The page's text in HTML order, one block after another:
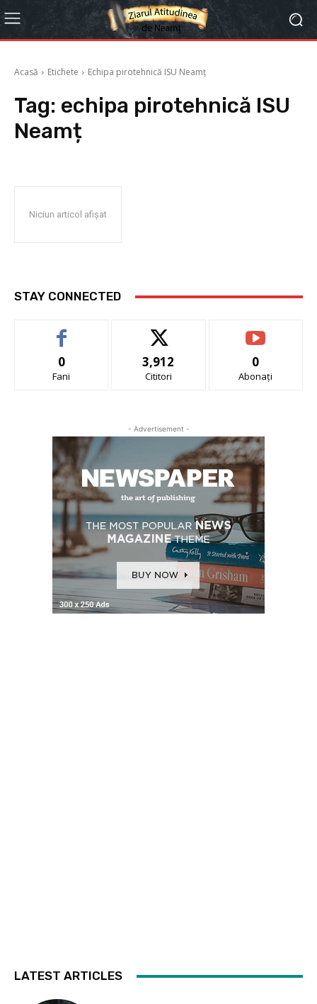
Acasă Etichete Echipa pirotehnică ISU Neamț
Tag: echipa pirotehnică ISU
Neamț
Niciun articol afișat
STAY CONNECTED
0
Fani
3,912
Cititori
0
Abonați
- Advertisement -
LATEST ARTICLES